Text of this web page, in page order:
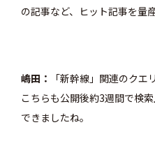
の記事など、ヒット記事を量
嶋田
「新幹線」関連のクエ
こちらも公開後約3週間で検
できましたね。